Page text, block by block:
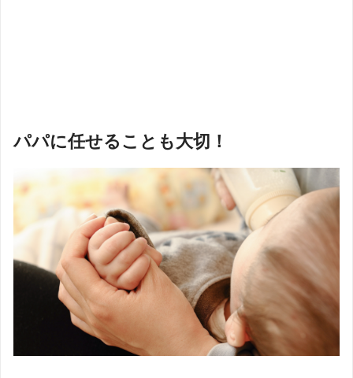
パパに任せることも大切！